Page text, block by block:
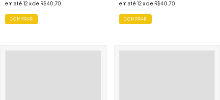
em até 12 x de R$40,70 em até 12 x de R$40,70